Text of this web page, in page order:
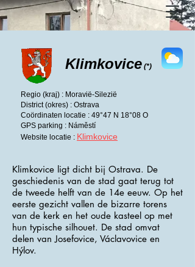
Klimkovice(*)
Regio (kraj) : Moravië-Silezië
District (okres) : Ostrava
Coördinaten locatie : 49°47 N 18°08 O
GPS parking : Náměstí
Website locatie : Klimkovice
Klimkovice ligt dicht bij Ostrava. De
geschiedenis van de stad gaat terug tot
de tweede helft van de 14e eeuw. Op het
eerste gezicht vallen de bizarre torens
van de kerk en het oude kasteel op met
hun typische silhouet. De stad omvat
delen van Josefovice, Václavovice en
Hýlov.